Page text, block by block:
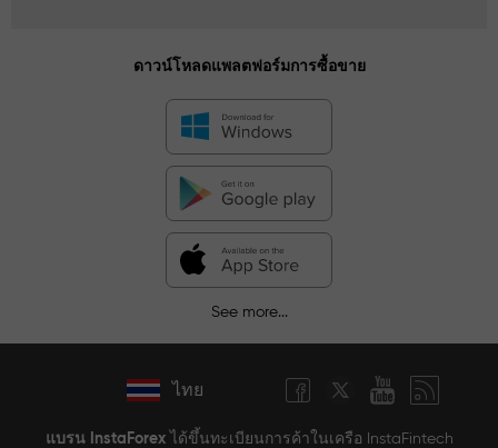
ดาวน์โหลดแพลตฟอร์มการซื้อขาย
See more...
ไทย
แบรน InstaForexได้ขึ้นทะเบียนการค้าในเครือ InstaFintech